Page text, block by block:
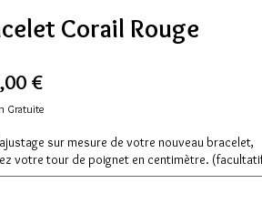
Corail Rouge
€Prix
Gratuite
sur mesure de votre nouveau bracelet,
votre tour de poignet en centimètre.